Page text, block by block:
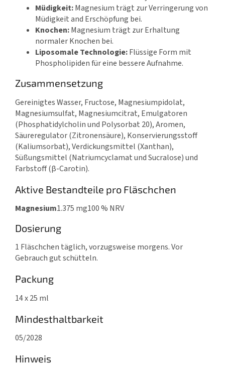
Müdigkeit:Magnesium trägt zur Verringerung von
Müdigkeit and Erschöpfung bei.
Knochen:Magnesium trägt zur Erhaltung
normaler Knochen bei.
Liposomale Technologie:Flüssige Form mit
Phospholipiden für eine bessere Aufnahme.
Zusammensetzung
Gereinigtes Wasser, Fructose, Magnesiumpidolat,
Magnesiumsulfat, Magnesiumcitrat, Emulgatoren
(Phosphatidylcholin und Polysorbat 20), Aromen,
Säureregulator (Zitronensäure), Konservierungsstoff
(Kaliumsorbat), Verdickungsmittel (Xanthan),
Süßungsmittel (Natriumcyclamat und Sucralose) und
Farbstoff (β-Carotin).
Aktive Bestandteile pro Fläschchen
Magnesium1.375 mg100 % NRV
Dosierung
1 Fläschchen täglich, vorzugsweise morgens. Vor
Gebrauch gut schütteln.
Packung
14 x 25 ml
Mindesthaltbarkeit
05/2028
Hinweis